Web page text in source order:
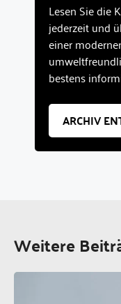
Lesen Sie die
jederzeit und
einer
bestens
ARCHIV
Weitere